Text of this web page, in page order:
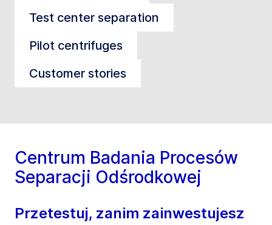
Test center separation
Pilot centrifuges
Customer stories
Centrum Badania Procesów
Separacji Odśrodkowej
Przetestuj, zanim zainwestujesz